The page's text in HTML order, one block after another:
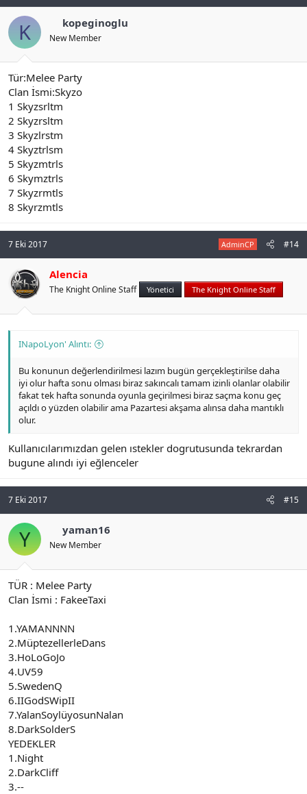
K kopeginoglu
New Member
Tür:Melee Party
Clan İsmi:Skyzo
1 Skyzsrltm
2 Skyzrsltm
3 Skyzlrstm
4 Skyztrlsm
5 Skyzmtrls
6 Skymztrls
7 Skyzrmtls
8 Skyrzmtls
7 Eki 2017 AdminCP #14
Alencia
The Knight Online Staff Yönetici The Knight Online Staff
INapoLyon' Alıntı:
Bu konunun değerlendirilmesi lazım bugün gerçekleştirilse daha
iyi olur hafta sonu olması biraz sakıncalı tamam izinli olanlar olabilir
fakat tek hafta sonunda oyunla geçirilmesi biraz saçma konu geç
açıldı o yüzden olabilir ama Pazartesi akşama alınsa daha mantıklı
olur.
Kullanıcılarımızdan gelen ıstekler dogrutusunda tekrardan
bugune alındı iyi eğlenceler
7 Eki 2017 #15
Y yaman16
New Member
TÜR : Melee Party
Clan İsmi : FakeeTaxi
1.YAMANNNN
2.MüptezellerleDans
3.HoLoGoJo
4.UV59
5.SwedenQ
6.IIGodSWipII
7.YalanSoylüyosunNalan
8.DarkSolderS
YEDEKLER
1.Night
2.DarkCliff
3.--